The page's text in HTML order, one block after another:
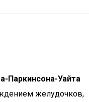
Паркинсона-Уайта
желудочков,